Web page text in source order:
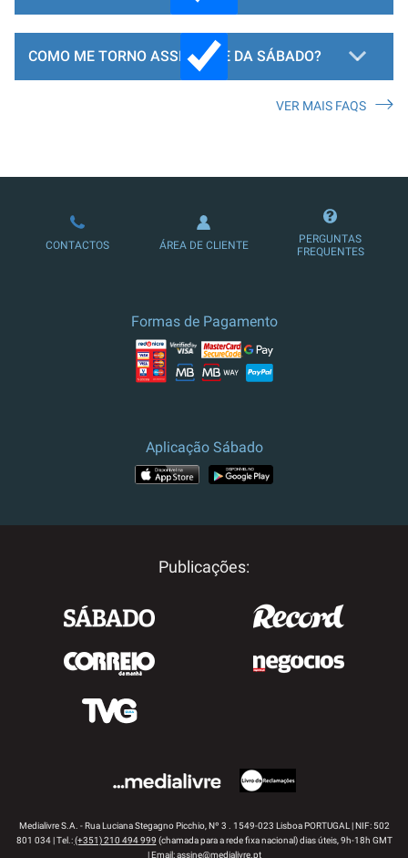
COMO ME TORNO ASSINANTE DA SÁBADO?
LOJA DE ASSINATURAS
VER MAIS FAQS
CONTACTOS ÁREA DE CLIENTE
PERGUNTAS
FREQUENTES
Formas de Pagamento
Aplicação Sábado
Publicações:
Medialivre S.A. - Rua Luciana Stegagno Picchio, Nº 3 . 1549-023 Lisboa PORTUGAL | NIF: 502
801 034 | Tel.:(+351) 210 494 999 (chamada para a rede fixa nacional) dias úteis, 9h-18h GMT
| Email:assine@medialivre.pt